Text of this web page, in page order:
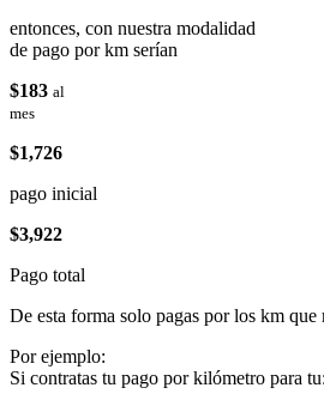
entonces, con nuestra modalidad
de pago por km serían
$183 al
mes
$1,726
pago inicial
$3,922
Pago total
De esta forma solo pagas por los km que
Por ejemplo:
Si contratas tu pago por kilómetro para tu: